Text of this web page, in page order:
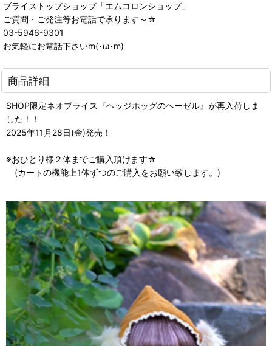
ブライストップショップ「エムコロンショップ」
ご質問・ご発注等お電話で承ります～☆
03-5946-9301
お気軽にお電話下さいm(･ω･m)
商品詳細
SHOP限定ネオブライス『ヘッジホッグのヘーゼル』が再入荷しま
した！！
2025年11月28日(金)発売！
※おひとり様２体までご購入頂けます☆
(カートの機能上1体ずつのご購入をお願い致します。)